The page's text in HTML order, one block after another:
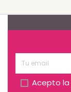
Acepto la